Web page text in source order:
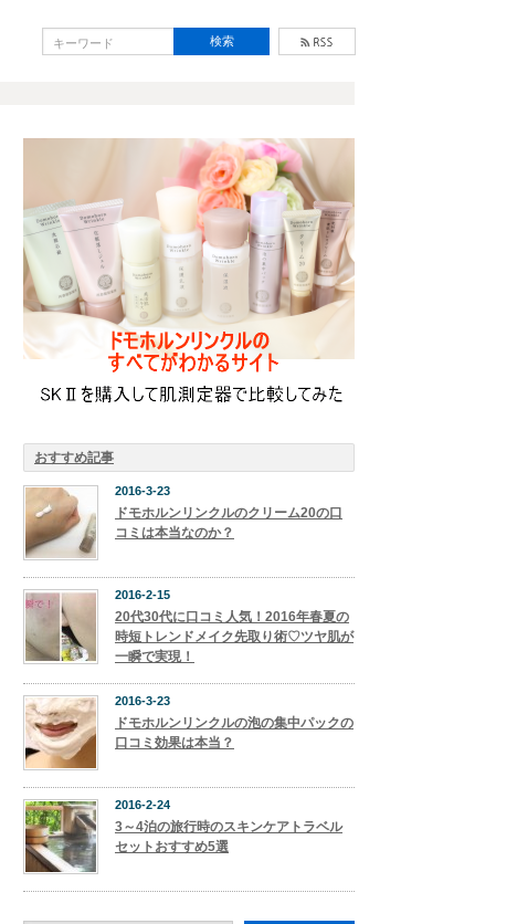
おすすめ記事
2016-3-23
ドモホルンリンクルのクリーム20の口
コミは本当なのか？
2016-2-15
20代30代に口コミ人気！2016年春夏の
時短トレンドメイク先取り術♡ツヤ肌が
一瞬で実現！
2016-3-23
ドモホルンリンクルの泡の集中パックの
口コミ効果は本当？
2016-2-24
3～4泊の旅行時のスキンケアトラベル
セットおすすめ5選